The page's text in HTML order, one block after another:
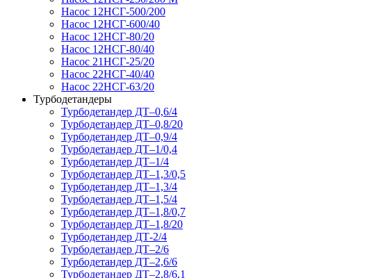
Насос 12НСГ-500/200
Насос 12НСГ-600/40
Насос 12НСГ-80/20
Насос 12НСГ-80/40
Насос 21НСГ-25/20
Насос 22НСГ-40/40
Насос 22НСГ-63/20
Турбодетандеры
Турбодетандер ДТ–0,6/4
Турбодетандер ДТ–0,8/20
Турбодетандер ДТ–0,9/4
Турбодетандер ДТ–1/0,4
Турбодетандер ДТ–1/4
Турбодетандер ДТ–1,3/0,5
Турбодетандер ДТ–1,3/4
Турбодетандер ДТ–1,5/4
Турбодетандер ДТ–1,8/0,7
Турбодетандер ДТ–1,8/20
Турбодетандер ДТ-2/4
Турбодетандер ДТ–2/6
Турбодетандер ДТ–2,6/6
Турбодетандер ДТ–2,8/6,1